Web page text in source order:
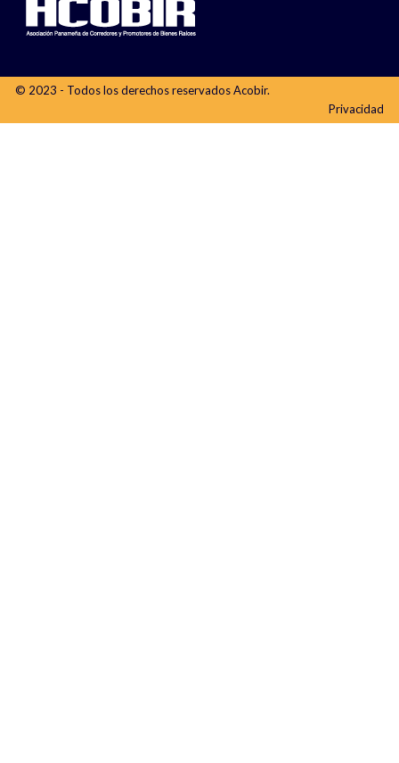
© 2023 - Todos los derechos reservados Acobir.
Privacidad